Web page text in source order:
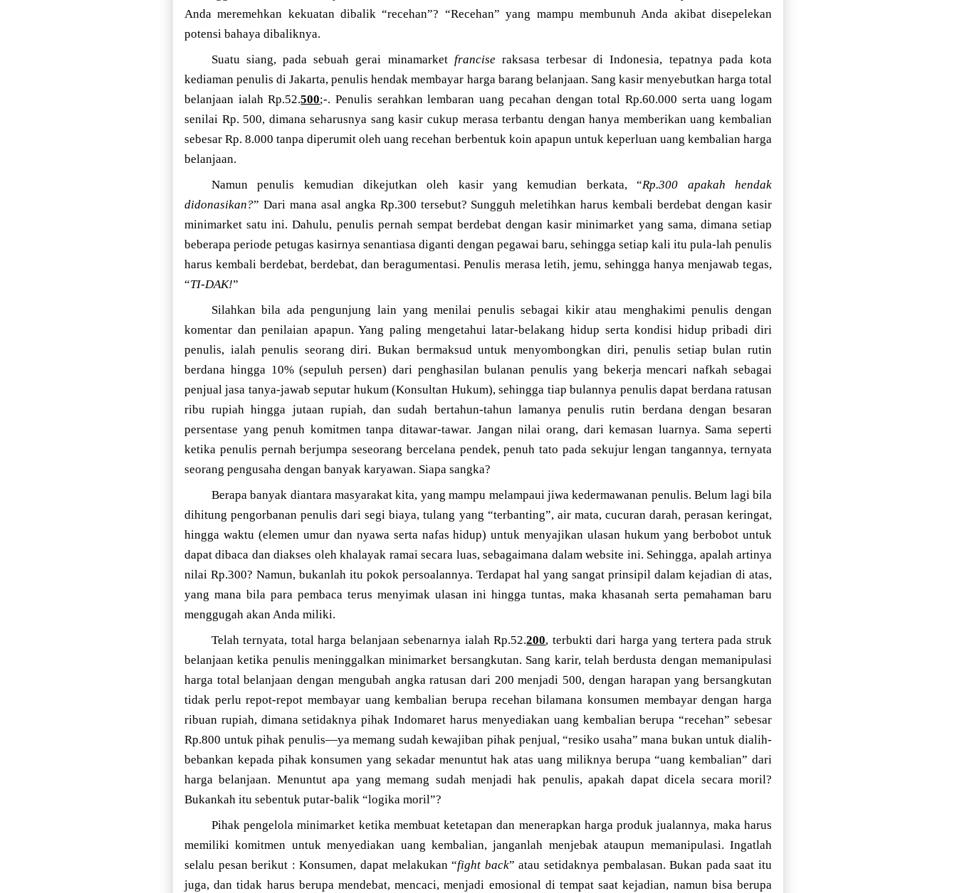
Anda meremehkan kekuatan dibalik “recehan”? “Recehan” yang mampu membunuh Anda akibat disepelekan
potensi bahaya dibaliknya.
Suatu siang, pada sebuah gerai minamarket franciseraksasa terbesar di Indonesia, tepatnya pada kota
kediaman penulis di Jakarta, penulis hendak membayar harga barang belanjaan. Sang kasir menyebutkan harga total
belanjaan ialah Rp.52.500;-. Penulis serahkan lembaran uang pecahan dengan total Rp.60.000 serta uang logam
senilai Rp. 500, dimana seharusnya sang kasir cukup merasa terbantu dengan hanya memberikan uang kembalian
sebesar Rp. 8.000 tanpa diperumit oleh uang recehan berbentuk koin apapun untuk keperluan uang kembalian harga
belanjaan.
Namun penulis kemudian dikejutkan oleh kasir yang kemudian berkata, “Rp.300 apakah hendak
didonasikan?” Dari mana asal angka Rp.300 tersebut? Sungguh meletihkan harus kembali berdebat dengan kasir
minimarket satu ini. Dahulu, penulis pernah sempat berdebat dengan kasir minimarket yang sama, dimana setiap
beberapa periode petugas kasirnya senantiasa diganti dengan pegawai baru, sehingga setiap kali itu pula-lah penulis
harus kembali berdebat, berdebat, dan beragumentasi. Penulis merasa letih, jemu, sehingga hanya menjawab tegas,
“TI-DAK!”
Silahkan bila ada pengunjung lain yang menilai penulis sebagai kikir atau menghakimi penulis dengan
komentar dan penilaian apapun. Yang paling mengetahui latar-belakang hidup serta kondisi hidup pribadi diri
penulis, ialah penulis seorang diri. Bukan bermaksud untuk menyombongkan diri, penulis setiap bulan rutin
berdana hingga 10% (sepuluh persen) dari penghasilan bulanan penulis yang bekerja mencari nafkah sebagai
penjual jasa tanya-jawab seputar hukum (Konsultan Hukum), sehingga tiap bulannya penulis dapat berdana ratusan
ribu rupiah hingga jutaan rupiah, dan sudah bertahun-tahun lamanya penulis rutin berdana dengan besaran
persentase yang penuh komitmen tanpa ditawar-tawar. Jangan nilai orang, dari kemasan luarnya. Sama seperti
ketika penulis pernah berjumpa seseorang bercelana pendek, penuh tato pada sekujur lengan tangannya, ternyata
seorang pengusaha dengan banyak karyawan. Siapa sangka?
Berapa banyak diantara masyarakat kita, yang mampu melampaui jiwa kedermawanan penulis. Belum lagi bila
dihitung pengorbanan penulis dari segi biaya, tulang yang “terbanting”, air mata, cucuran darah, perasan keringat,
hingga waktu (elemen umur dan nyawa serta nafas hidup) untuk menyajikan ulasan hukum yang berbobot untuk
dapat dibaca dan diakses oleh khalayak ramai secara luas, sebagaimana dalam website ini. Sehingga, apalah artinya
nilai Rp.300? Namun, bukanlah itu pokok persoalannya. Terdapat hal yang sangat prinsipil dalam kejadian di atas,
yang mana bila para pembaca terus menyimak ulasan ini hingga tuntas, maka khasanah serta pemahaman baru
menggugah akan Anda miliki.
Telah ternyata, total harga belanjaan sebenarnya ialah Rp.52.200, terbukti dari harga yang tertera pada struk
belanjaan ketika penulis meninggalkan minimarket bersangkutan. Sang karir, telah berdusta dengan memanipulasi
harga total belanjaan dengan mengubah angka ratusan dari 200 menjadi 500, dengan harapan yang bersangkutan
tidak perlu repot-repot membayar uang kembalian berupa recehan bilamana konsumen membayar dengan harga
ribuan rupiah, dimana setidaknya pihak Indomaret harus menyediakan uang kembalian berupa “recehan” sebesar
Rp.800 untuk pihak penulis—ya memang sudah kewajiban pihak penjual, “resiko usaha” mana bukan untuk dialih-
bebankan kepada pihak konsumen yang sekadar menuntut hak atas uang miliknya berupa “uang kembalian” dari
harga belanjaan. Menuntut apa yang memang sudah menjadi hak penulis, apakah dapat dicela secara moril?
Bukankah itu sebentuk putar-balik “logika moril”?
Pihak pengelola minimarket ketika membuat ketetapan dan menerapkan harga produk jualannya, maka harus
memiliki komitmen untuk menyediakan uang kembalian, janganlah menjebak ataupun memanipulasi. Ingatlah
selalu pesan berikut : Konsumen, dapat melakukan “fight back” atau setidaknya pembalasan. Bukan pada saat itu
juga, dan tidak harus berupa mendebat, mencaci, menjadi emosional di tempat saat kejadian, namun bisa berupa